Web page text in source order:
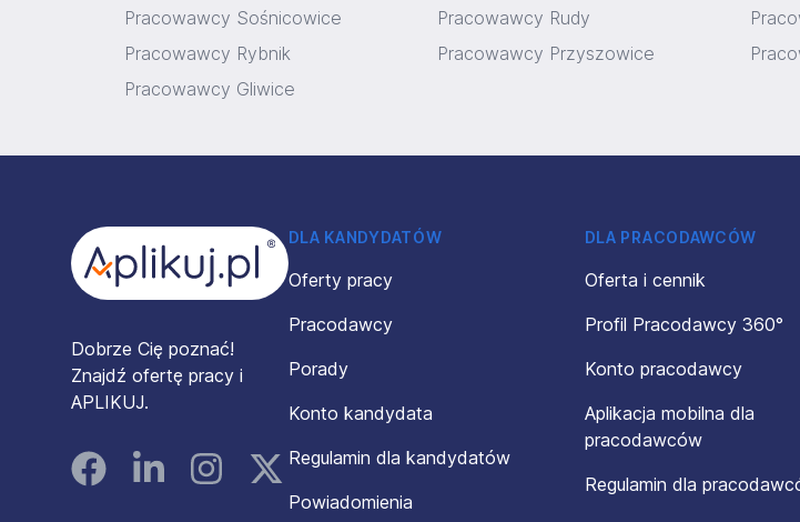
Pracowawcy Sośnicowice
Pracowawcy Rudy
Pracowawcy Rybnik
Pracowawcy Przyszowice
Pracowawcy Gliwice
Dobrze Cię poznać!
Znajdź ofertę pracy i
APLIKUJ.
FacebookLinked InInstagramInstagram
DLA KANDYDATÓW
Oferty pracy
Pracodawcy
Porady
Konto kandydata
Regulamin dla kandydatów
Powiadomienia
DLA PRACODAWCÓW
Oferta i cennik
Profil Pracodawcy 360°
Konto pracodawcy
Aplikacja mobilna dla
pracodawców
Regulamin dla